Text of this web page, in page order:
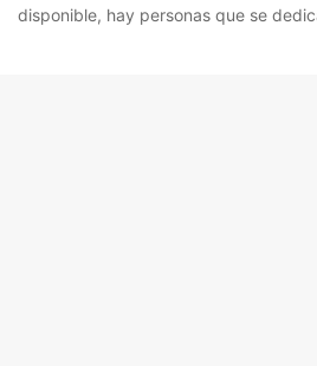
disponible, hay personas que se